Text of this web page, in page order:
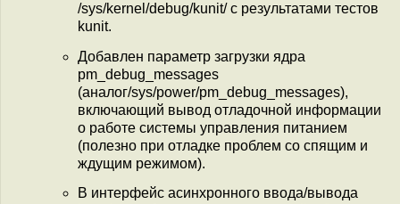
/sys/kernel/debug/kunit/ с результатами тестов
kunit.
Добавлен параметр загрузки ядра
pm_debug_messages
(аналог/sys/power/pm_debug_messages),
включающий вывод отладочной информации
о работе системы управления питанием
(полезно при отладке проблем со спящим и
ждущим режимом).
В интерфейс асинхронного ввода/вывода